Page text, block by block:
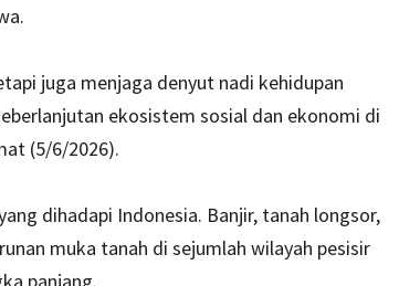
juga menjaga denyut nadi kehidupan
ekosistem sosial dan ekonomi di
(5/6/2026).
dihadapi Indonesia. Banjir, tanah longsor,
muka tanah di sejumlah wilayah pesisir